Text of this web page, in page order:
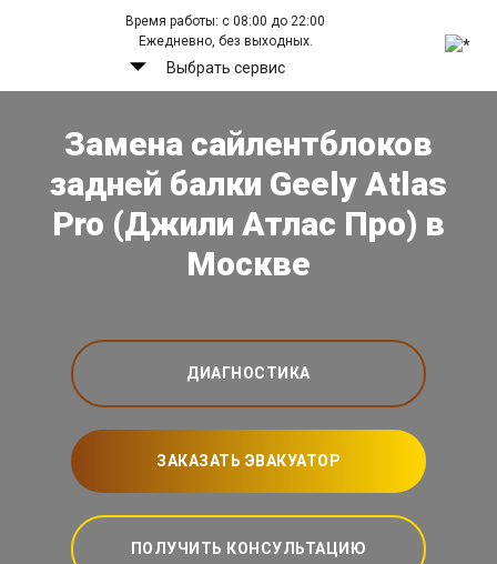
Время работы: с 08:00 до 22:00
Ежедневно, без выходных.
Выбрать сервис
Замена сайлентблоков
задней балки Geely Atlas
Pro (Джили Атлас Про) в
Москве
ДИАГНОСТИКА
ЗАКАЗАТЬ ЭВАКУАТОР
ПОЛУЧИТЬ КОНСУЛЬТАЦИЮ